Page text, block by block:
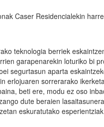
Caser Residencialekin
teknologia berriek
garapenarekin loturiko bi
segurtasun aparta
erlojuaren sorrerarako
beti ere, modu ez oso
dute beraien
eskuratutako